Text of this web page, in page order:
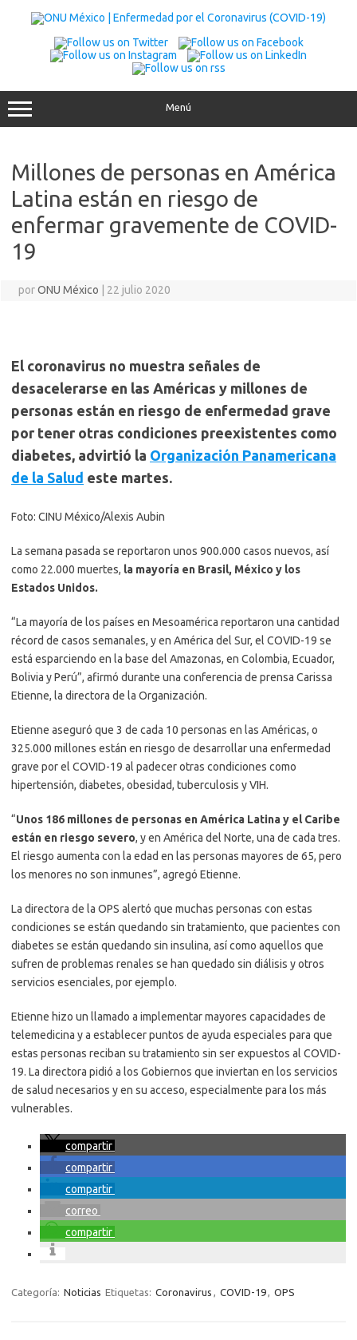
contenido
Menú
Millones de personas en América
Latina están en riesgo de
enfermar gravemente de COVID-
19
porONU México 22 julio 2020
El coronavirus no muestra señales de
desacelerarse en las Américas y millones de
personas están en riesgo de enfermedad grave
por tener otras condiciones preexistentes como
diabetes, advirtió la Organización Panamericana
de la Salud este martes.
Foto: CINU México/Alexis Aubin
La semana pasada se reportaron unos 900.000 casos nuevos, así
como 22.000 muertes, la mayoría en Brasil, México y los
Estados Unidos.
“La mayoría de los países en Mesoamérica reportaron una cantidad
récord de casos semanales, y en América del Sur, el COVID-19 se
está esparciendo en la base del Amazonas, en Colombia, Ecuador,
Bolivia y Perú”, afirmó durante una conferencia de prensa Carissa
Etienne, la directora de la Organización.
Etienne aseguró que 3 de cada 10 personas en las Américas, o
325.000 millones están en riesgo de desarrollar una enfermedad
grave por el COVID-19 al padecer otras condiciones como
hipertensión, diabetes, obesidad, tuberculosis y VIH.
“Unos 186 millones de personas en América Latina y el Caribe
están en riesgo severo, y en América del Norte, una de cada tres.
El riesgo aumenta con la edad en las personas mayores de 65, pero
los menores no son inmunes”, agregó Etienne.
La directora de la OPS alertó que muchas personas con estas
condiciones se están quedando sin tratamiento, que pacientes con
diabetes se están quedando sin insulina, así como aquellos que
sufren de problemas renales se han quedado sin diálisis y otros
servicios esenciales, por ejemplo.
Etienne hizo un llamado a implementar mayores capacidades de
telemedicina y a establecer puntos de ayuda especiales para que
estas personas reciban su tratamiento sin ser expuestos al COVID-
19. La directora pidió a los Gobiernos que inviertan en los servicios
de salud necesarios y en su acceso, especialmente para los más
vulnerables.
compartir
compartir
compartir
correo
compartir
Categoría: Noticias Etiquetas: Coronavirus , COVID-19, OPS